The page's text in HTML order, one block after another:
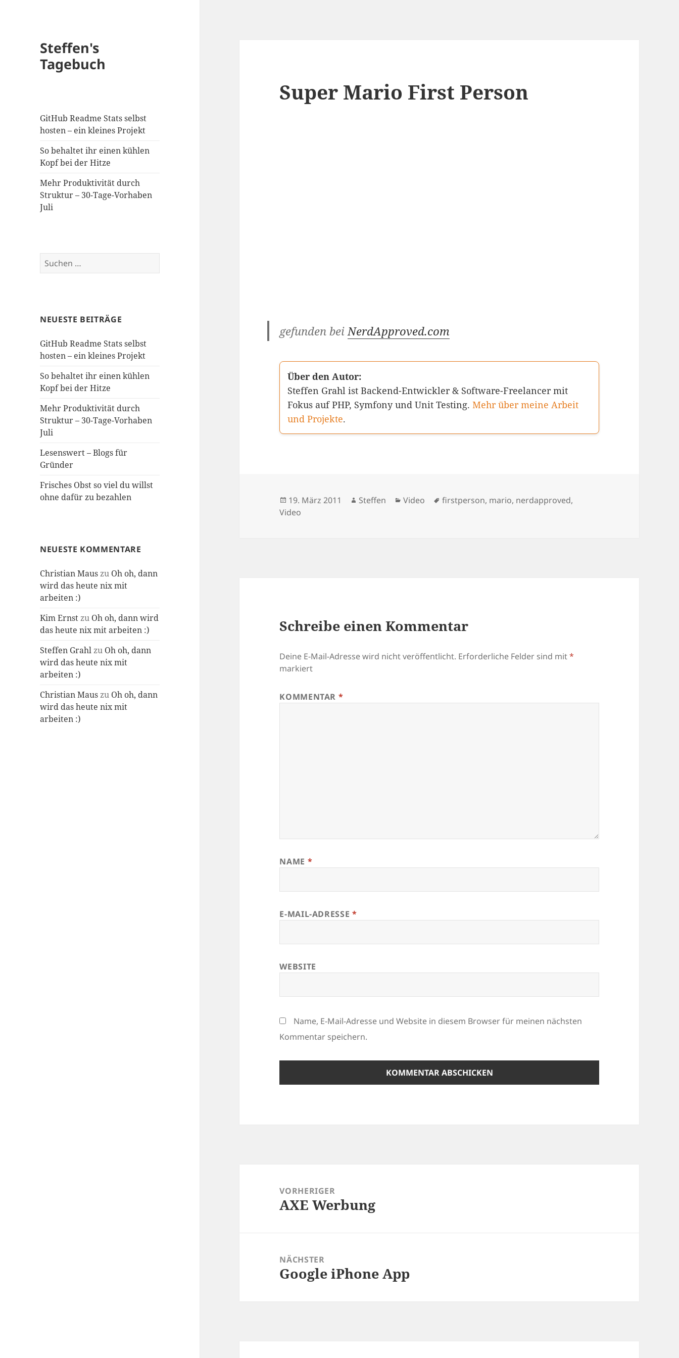
Steffen's
Tagebuch
GitHub Readme Stats selbst
hosten – ein kleines Projekt
So behaltet ihr einen kühlen
Kopf bei der Hitze
Mehr Produktivität durch
Struktur – 30-Tage-Vorhaben
Juli
Suchen
nach:
NEUESTE BEITRÄGE
GitHub Readme Stats selbst
hosten – ein kleines Projekt
So behaltet ihr einen kühlen
Kopf bei der Hitze
Mehr Produktivität durch
Struktur – 30-Tage-Vorhaben
Juli
Lesenswert – Blogs für
Gründer
Frisches Obst so viel du willst
ohne dafür zu bezahlen
NEUESTE KOMMENTARE
Christian Mauszu Oh oh, dann
wird das heute nix mit
arbeiten :)
Kim Ernstzu Oh oh, dann wird
das heute nix mit arbeiten :)
Steffen Grahlzu Oh oh, dann
wird das heute nix mit
arbeiten :)
Christian Mauszu Oh oh, dann
wird das heute nix mit
arbeiten :)
Super Mario First Person
gefunden beiNerdApproved.com
Über den Autor:
Steffen Grahl ist Backend-Entwickler & Software-Freelancer mit
Fokus auf PHP, Symfony und Unit Testing.Mehr über meine Arbeit
und Projekte.
Veröffentlicht
am
19. März 2011 Autor
Steffen Kategorien
Video Schlagwörter
firstperson, mario, nerdapproved,
Video
Schreibe einen Kommentar
Deine E-Mail-Adresse wird nicht veröffentlicht. Erforderliche Felder sind mit*
markiert
KOMMENTAR *
NAME *
E-MAIL-ADRESSE *
WEBSITE
Name, E-Mail-Adresse und Website in diesem Browser für meinen nächsten
Kommentar speichern.
VORHERIGER
Vorheriger
AXE Werbung
NÄCHSTER
Nächster
Google iPhone App